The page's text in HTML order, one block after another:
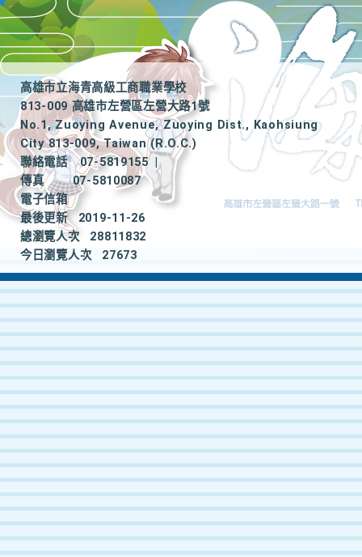
高雄市立海青高級工商職業學校
813-009 高雄市左營區左營大路1號
No.1, Zuoying Avenue, Zuoying Dist., Kaohsiung
City 813-009, Taiwan (R.O.C.)
聯絡電話
07-5819155
|
傳真
07-5810087
電子信箱
最後更新
2019-11-26
總瀏覽人次
28811832
今日瀏覽人次
27673